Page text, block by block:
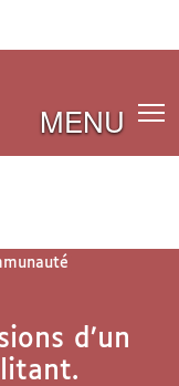
MENU
d’un